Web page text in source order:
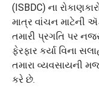
(ISBDC) ના
માત્ર વાંચન માટેની
તમારી પ્રગતિ પર
ફેરફાર કર્યા વિના
તમારા વ્યવસાયની
કરે છે.